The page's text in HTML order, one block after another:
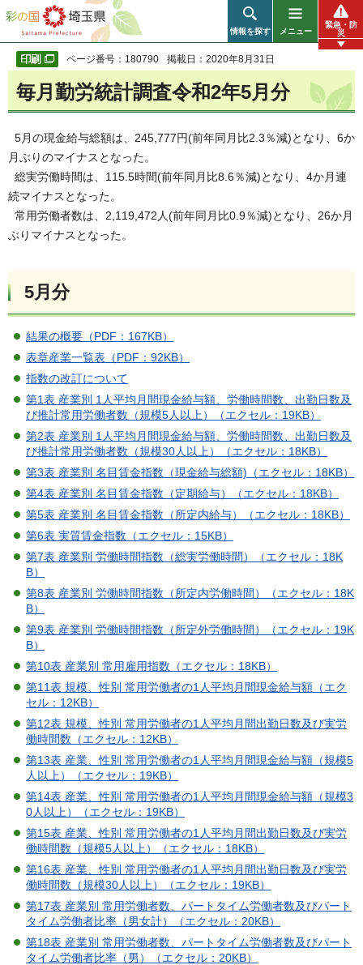
彩の国 埼玉県
情報を探す メニュー
緊急・防
災
ページ番号：180790 掲載日：2020年8月31日
毎月勤労統計調査令和2年5月分
5月の現金給与総額は、245,777円(前年同月比2.3％減)となり、6か
月ぶりのマイナスとなった。
総実労働時間は、115.5時間(前年同月比8.6％減)となり、4か月連
続マイナスとなった。
常用労働者数は、2,119,472人(前年同月比0.9％減)となり、26か月
ぶりマイナスとなった。
5月分
結果の概要（PDF：167KB）
表章産業一覧表（PDF：92KB）
指数の改訂について
第1表 産業別 1人平均月間現金給与額、労働時間数、出勤日数及
び推計常用労働者数（規模5人以上）（エクセル：19KB）
第2表 産業別 1人平均月間現金給与額、労働時間数、出勤日数及
び推計常用労働者数（規模30人以上）（エクセル：18KB）
第3表 産業別 名目賃金指数（現金給与総額)（エクセル：18KB）
第4表 産業別 名目賃金指数（定期給与）（エクセル：18KB）
第5表 産業別 名目賃金指数（所定内給与）（エクセル：18KB）
第6表 実質賃金指数（エクセル：15KB）
第7表 産業別 労働時間指数（総実労働時間）（エクセル：18K
B）
第8表 産業別 労働時間指数（所定内労働時間）（エクセル：18K
B）
第9表 産業別 労働時間指数（所定外労働時間）（エクセル：19K
B）
第10表 産業別 常用雇用指数（エクセル：18KB）
第11表 規模、性別 常用労働者の1人平均月間現金給与額（エク
セル：12KB）
第12表 規模、性別 常用労働者の1人平均月間出勤日数及び実労
働時間数（エクセル：12KB）
第13表 産業、性別 常用労働者の1人平均月間現金給与額（規模5
人以上）（エクセル：19KB）
第14表 産業、性別 常用労働者の1人平均月間現金給与額（規模3
0人以上）（エクセル：19KB）
第15表 産業、性別 常用労働者の1人平均月間出勤日数及び実労
働時間数（規模5人以上）（エクセル：18KB）
第16表 産業、性別 常用労働者の1人平均月間出勤日数及び実労
働時間数（規模30人以上）（エクセル：19KB）
第17表 産業別 常用労働者数、パートタイム労働者数及びパート
タイム労働者比率（男女計）（エクセル：20KB）
第18表 産業別 常用労働者数、パートタイム労働者数及びパート
タイム労働者比率（男）（エクセル：20KB）